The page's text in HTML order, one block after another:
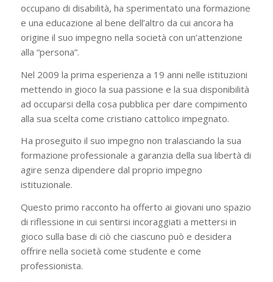
occupano di disabilità, ha sperimentato una formazione
e una educazione al bene dell’altro da cui ancora ha
origine il suo impegno nella società con un’attenzione
alla “persona”.
Nel 2009 la prima esperienza a 19 anni nelle istituzioni
mettendo in gioco la sua passione e la sua disponibilità
ad occuparsi della cosa pubblica per dare compimento
alla sua scelta come cristiano cattolico impegnato.
Ha proseguito il suo impegno non tralasciando la sua
formazione professionale a garanzia della sua libertà di
agire senza dipendere dal proprio impegno
istituzionale.
Questo primo racconto ha offerto ai giovani uno spazio
di riflessione in cui sentirsi incoraggiati a mettersi in
gioco sulla base di ciò che ciascuno può e desidera
offrire nella società come studente e come
professionista.